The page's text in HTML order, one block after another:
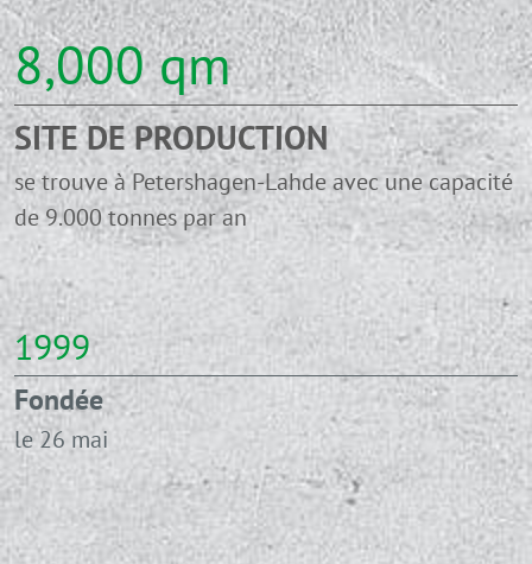
8,000qm
SITE DE PRODUCTION
se trouve à Petershagen-Lahde avec une capacité
de 9.000 tonnes par an
1999
Fondée
le 26 mai